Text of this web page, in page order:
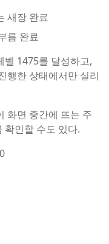
새장 완료
름 완료
벨 1475를 달성하고,
행한 상태에서만 실리
화면 중간에 뜨는 주
확인할 수도 있다.